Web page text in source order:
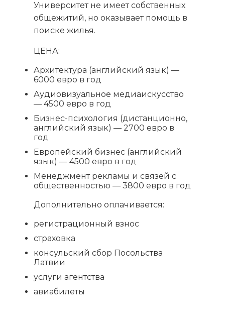
Университет не имеет собственных
общежитий, но оказывает помощь в
поиске жилья.
ЦЕНА:
Архитектура (английский язык) —
6000 евро в год
Аудиовизуальное медиаискусство
— 4500 евро в год
Бизнес-психология (дистанционно,
английский язык) — 2700 евро в
год
Европейский бизнес (английский
язык) — 4500 евро в год
Менеджмент рекламы и связей с
общественностью — 3800 евро в год
Дополнительно оплачивается:
регистрационный взнос
страховка
консульский сбор Посольства
Латвии
услуги агентства
авиабилеты